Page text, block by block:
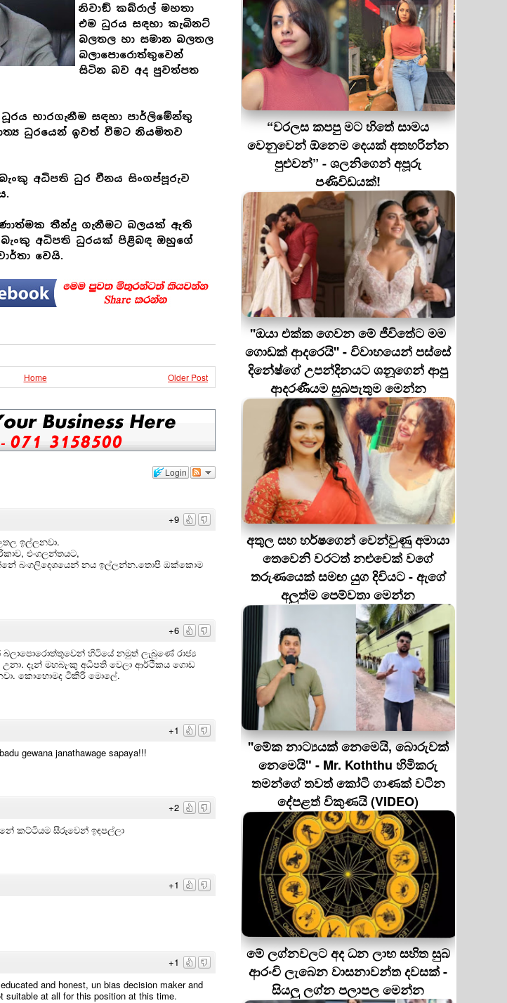
නිවාඞ් කබ්රාල් මහතා
එම ධුරය සඳහා කැබිනට්
බලතල හා සමාන බලතල
බලාපොරොත්තුවෙන්
සිටින බව අද පුවත්පත
භාරගැනීම සඳහා පාර්ලිමේන්තු
ධුරයෙන් ඉවත් වීමට නියමිතව
අධිපති ධුර චීනය සිංගප්පූරුව
තීන්දු ගැනීමට බලයක් ඇති
අධිපති ධුරයක් පිළිබඳ ඔහුගේ
වෙයි.
Older Post
Home
Login
+9
ඉල්ලනවා.
එංගලන්තයට,
බංගලිදෙශයෙන් නය ඉල්ලන්න.තොපි ඔක්කොම
+6
හිටියේ නමුත් ලැබුණේ රාජ්‍ය
දැන් මහබැංකු අධිපති වෙලා ආර්ථිකය ගොඩ
කොහොමද ටිකිරි මොලේ.
+1
gewana janathawage sapaya!!!
+2
කට්ටියම සීරුවෙන් ඉඳපල්ලා
+1
+1
and honest, un bias decision maker and
suitable at all for this position at this time.
“වරලස කපපු මට හිතේ සාමය
වෙනුවෙන් ඕනෙම දෙයක් අතහරින්න
පුළුවන්” - ශලනිගෙන් අපූරු
පණිවිඩයක්!
''ඔයා එක්ක ගෙවන මේ ජීවිතේට මම
ගොඩක් ආදරෙයි'' - විවාහයෙන් පස්සේ
දිනේෂ්ගේ උපන්දිනයට ශනූගෙන් ආපු
ආදරණීයම සුබපැතුම මෙන්න
අතුල සහ හර්ෂගෙන් වෙන්වුණු අමායා
තෙවෙනි වරටත් නළුවෙක් වගේ
තරුණයෙක් සමඟ යුග දිවියට - ඇගේ
අලුත්ම පෙම්වතා මෙන්න
''මේක නාට්‍යයක් නෙමෙයි, බොරුවක්
නෙමෙයි" - Mr. Koththu හිමිකරු
තමන්ගේ තවත් කෝටි ගාණක් වටින
දේපළත් විකුණයි (VIDEO)
මේ ලග්නවලට අද ධන ලාභ සහිත සුබ
ආරංචි ලැබෙන වාසනාවන්ත දවසක් -
සියලු ලග්න පලාපල මෙන්න